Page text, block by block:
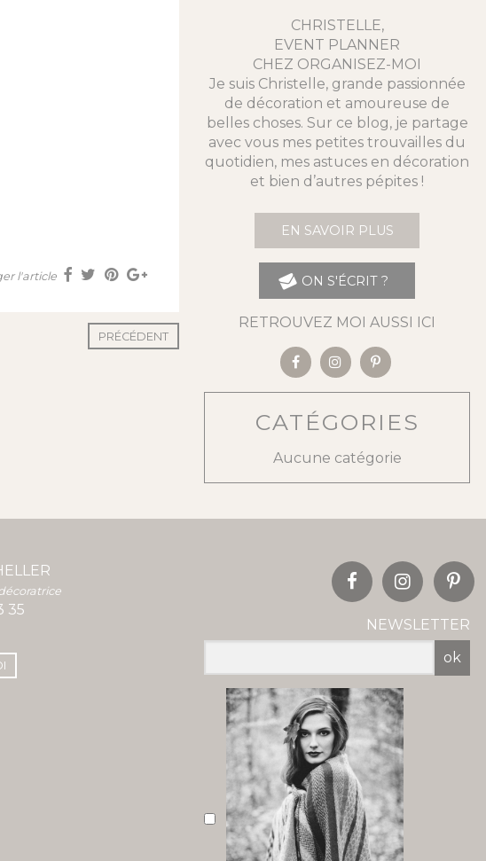
l'article
PRÉCÉDENT
CHRISTELLE,
EVENT PLANNER
CHEZ ORGANISEZ-MOI
Je suis Christelle, grande passionnée
de décoration et amoureuse de
belles choses. Sur ce blog, je partage
avec vous mes petites trouvailles du
quotidien, mes astuces en décoration
et bien d’autres pépites !
EN SAVOIR PLUS
ON S'ÉCRIT ?
RETROUVEZ MOI AUSSI ICI
CATÉGORIES
Aucune catégorie
35
NEWSLETTER
ok